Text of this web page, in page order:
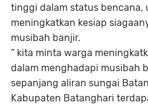
tinggi dalam status
meningkatkan kesiap
musibah banjir.
” kita minta warga
dalam menghadapi musibah
sepanjang aliran sungai
Kabupaten Batanghari